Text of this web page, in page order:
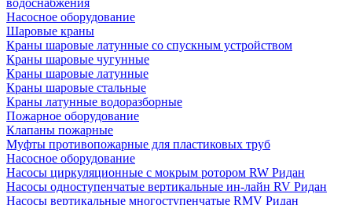
водоснабжения
Насосное оборудование
Шаровые краны
Краны шаровые латунные со спускным устройством
Краны шаровые чугунные
Краны шаровые латунные
Краны шаровые стальные
Краны латунные водоразборные
Пожарное оборудование
Клапаны пожарные
Муфты противопожарные для пластиковых труб
Насосное оборудование
Насосы циркуляционные с мокрым ротором RW Ридан
Насосы одноступенчатые вертикальные ин-лайн RV Ридан
Насосы вертикальные многоступенчатые RMV Ридан